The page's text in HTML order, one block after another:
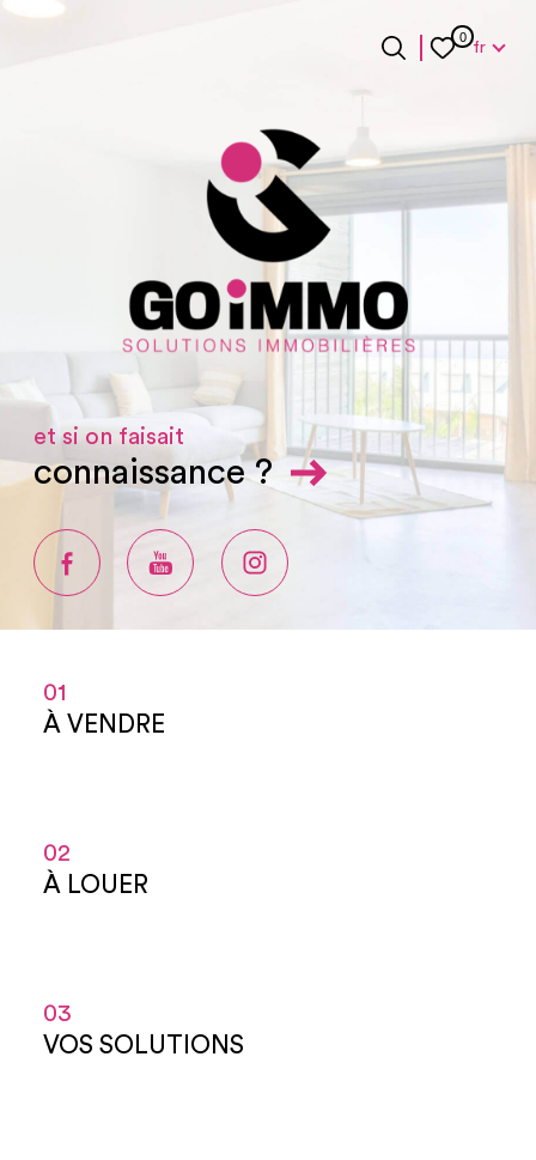
0
Langue
fr
et si on faisait
connaissance ?
01
À VENDRE
02
À LOUER
03
VOS SOLUTIONS